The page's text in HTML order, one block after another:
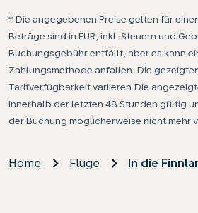
* Die angegebenen Preise gelten für
Beträge sind in EUR, inkl. Steuern und
Buchungsgebühr entfällt, aber es kann
Zahlungsmethode anfallen. Die
Tarifverfügbarkeit variieren.Die
innerhalb der letzten 48 Stunden gültig
der Buchung möglicherweise nicht mehr
Home Flüge In die